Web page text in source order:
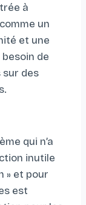
à
un
et une
de
des
qui n’a
inutile
» et pour
est